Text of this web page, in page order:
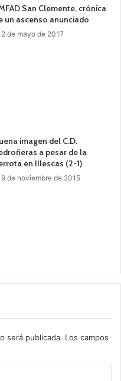
San Clemente, crónica
un ascenso anunciado
2 de mayo de 2017
imagen del C.D.
a pesar de la
en Illescas (2-1)
9 de noviembre de 2015
será publicada. Los campos